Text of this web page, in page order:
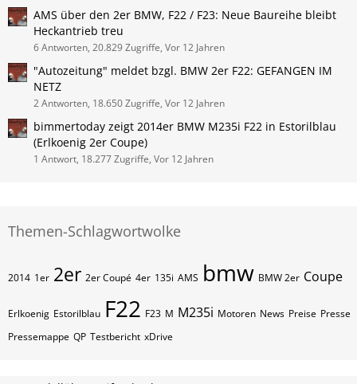
AMS über den 2er BMW, F22 / F23: Neue Baureihe bleibt
Heckantrieb treu
6 Antworten, 20.829 Zugriffe, Vor 12 Jahren
"Autozeitung" meldet bzgl. BMW 2er F22: GEFANGEN IM
NETZ
2 Antworten, 18.650 Zugriffe, Vor 12 Jahren
bimmertoday zeigt 2014er BMW M235i F22 in Estorilblau
(Erlkoenig 2er Coupe)
1 Antwort, 18.277 Zugriffe, Vor 12 Jahren
Themen-Schlagwortwolke
2014 1er 2er 2er Coupé 4er 135i AMS bmw BMW 2er Coupe
Erlkoenig Estorilblau F22 F23 M M235i Motoren News Preise Presse
Pressemappe QP Testbericht xDrive